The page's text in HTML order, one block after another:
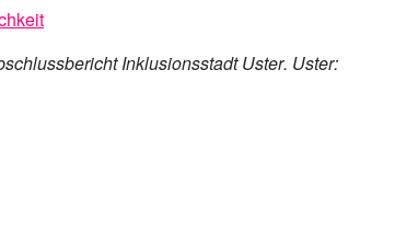
Inklusionsstadt Uster. Uster: